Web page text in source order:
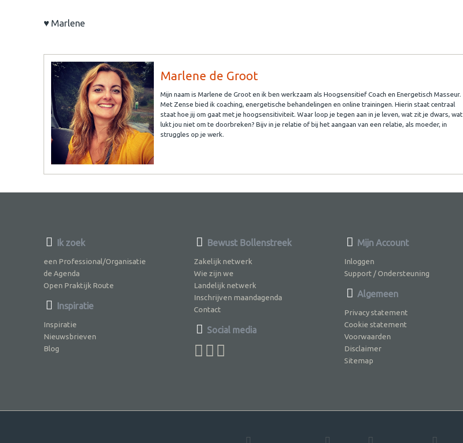
♥ Marlene
Marlene de Groot
Mijn naam is Marlene de Groot en ik ben werkzaam als Hoogsensitief Coach en Energetisch Masseur.
Met Zense bied ik coaching, energetische behandelingen en online trainingen. Hierin staat centraal
staat hoe jij om gaat met je hoogsensitiviteit. Waar loop je tegen aan in je leven, wat zit je dwars, wat
lukt jou niet om te doorbreken? Bijv in je relatie of bij het aangaan van een relatie, als moeder, in
struggles op je werk.
Ik zoek
een Professional/Organisatie
de Agenda
Open Praktijk Route
Inspiratie
Inspiratie
Nieuwsbrieven
Blog
Bewust Bollenstreek
Zakelijk netwerk
Wie zijn we
Landelijk netwerk
Inschrijven maandagenda
Contact
Social media
Mijn Account
Inloggen
Support / Ondersteuning
Algemeen
Privacy statement
Cookie statement
Voorwaarden
Disclaimer
Sitemap